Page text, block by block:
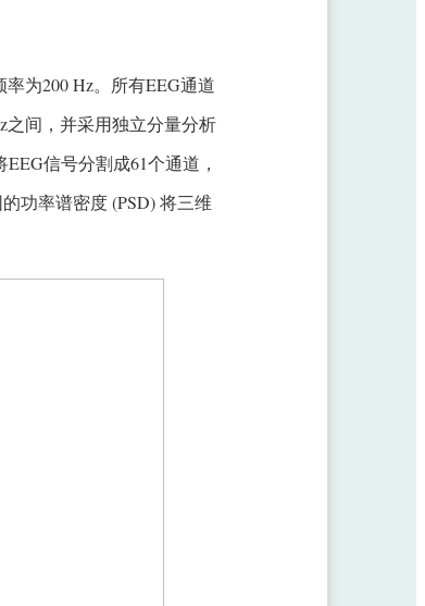
率为200 Hz。所有EEG通道
之间，并采用独立分量分析
信号分割成61个通道，
功率谱密度 (PSD) 将三维